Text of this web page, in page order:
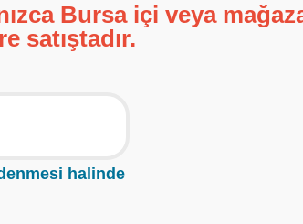
Bursa içi veya
satıştadır.
halinde